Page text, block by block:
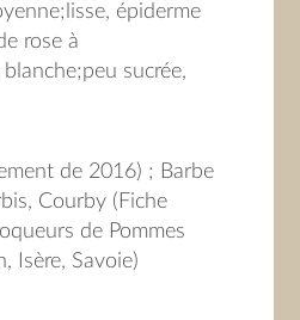
épiderme
rose à
sucrée,
de 2016) ; Barbe
Courby (Fiche
de Pommes
Isère, Savoie)